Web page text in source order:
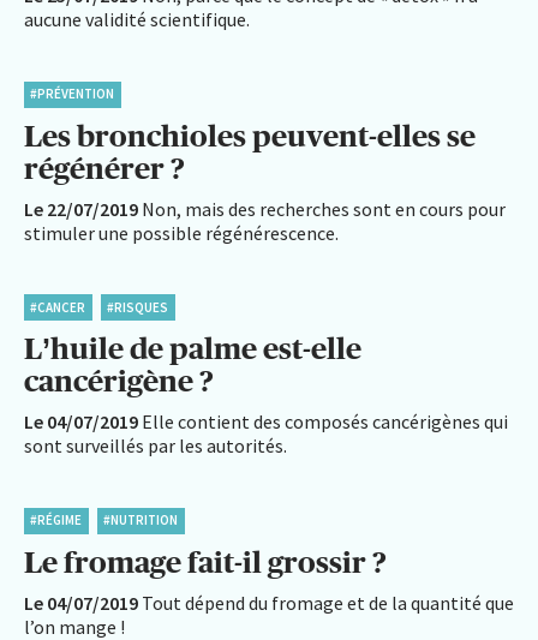
aucune validité scientifique.
#PRÉVENTION
Les bronchioles peuvent-elles se
régénérer ?
Le 22/07/2019 Non, mais des recherches sont en cours pour
stimuler une possible régénérescence.
#CANCER #RISQUES
L’huile de palme est-elle
cancérigène ?
Le 04/07/2019 Elle contient des composés cancérigènes qui
sont surveillés par les autorités.
#RÉGIME #NUTRITION
Le fromage fait-il grossir ?
Le 04/07/2019 Tout dépend du fromage et de la quantité que
l’on mange !